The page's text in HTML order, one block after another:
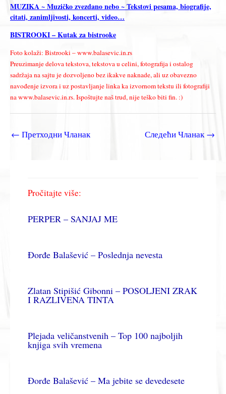
MUZIKA ~ Muzičko zvezdano nebo ~ Tekstovi pesama, biografije,
citati, zanimljivosti, koncerti, video…
BISTROOKI – Kutak za bistrooke
Foto kolaži: Bistrooki – www.balasevic.in.rs
Preuzimanje delova tekstova, tekstova u celini, fotografija i ostalog
sadržaja na sajtu je dozvoljeno bez ikakve naknade, ali uz obavezno
navođenje izvora i uz postavljanje linka ka izvornom tekstu ili fotografiji
na www.balasevic.in.rs. Ispoštujte naš trud, nije teško biti fin. :)
← Претходни Чланак Следећи Чланак→
Pročitajte više:
PERPER – SANJAJ ME
Đorđe Balašević – Poslednja nevesta
Zlatan Stipišić Gibonni – POSOLJENI ZRAK
I RAZLIVENA TINTA
Plejada veličanstvenih – Top 100 najboljih
knjiga svih vremena
Đorđe Balašević – Ma jebite se devedesete